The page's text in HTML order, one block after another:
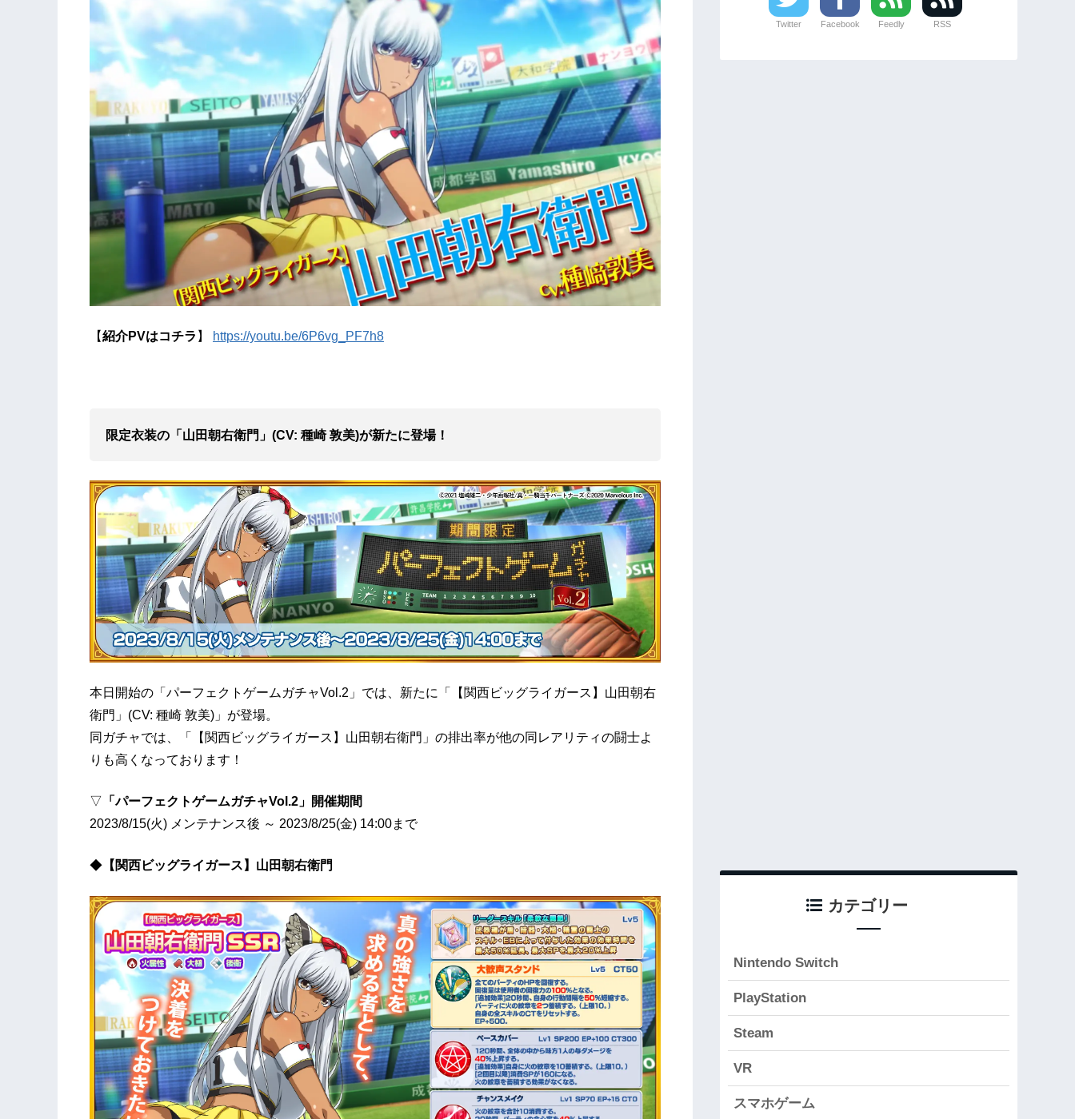
【紹介PVはコチラ 】 https://youtu.be/6P6vg_PF7h8
限定衣装の「山田朝右衛門」(CV: 種崎 敦美)が新たに登場！
本日開始の「パーフェクトゲームガチャVol.2」では、新たに「【関西ビッグライガース】山田朝右
衛門」(CV: 種崎 敦美)」が登場。
同ガチャでは、「【関西ビッグライガース】山田朝右衛門」の排出率が他の同レアリティの闘士よ
りも高くなっております！
▽ 「パーフェクトゲームガチャVol.2」開催期間
2023/8/15(火) メンテナンス後 ～ 2023/8/25(金) 14:00まで
◆ 【関西ビッグライガース】山田朝右衛門
Twitter Facebook Feedly RSS
カテゴリー
Nintendo Switch
PlayStation
Steam
VR
スマホゲーム